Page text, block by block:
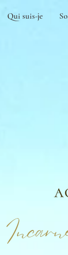
Qui suis-je